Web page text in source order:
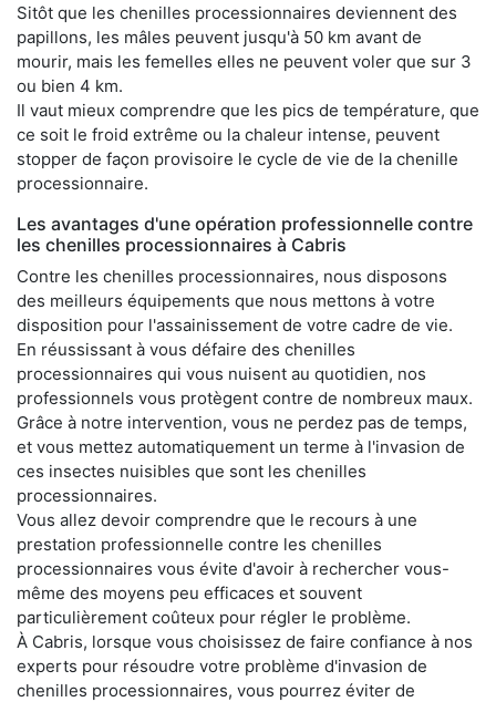
Sitôt que les chenilles processionnaires deviennent des
papillons, les mâles peuvent jusqu'à 50 km avant de
mourir, mais les femelles elles ne peuvent voler que sur 3
ou bien 4 km.
Il vaut mieux comprendre que les pics de température, que
ce soit le froid extrême ou la chaleur intense, peuvent
stopper de façon provisoire le cycle de vie de la chenille
processionnaire.
Les avantages d'une opération professionnelle contre
les chenilles processionnaires à Cabris
Contre les chenilles processionnaires, nous disposons
des meilleurs équipements que nous mettons à votre
disposition pour l'assainissement de votre cadre de vie.
En réussissant à vous défaire des chenilles
processionnaires qui vous nuisent au quotidien, nos
professionnels vous protègent contre de nombreux maux.
Grâce à notre intervention, vous ne perdez pas de temps,
et vous mettez automatiquement un terme à l'invasion de
ces insectes nuisibles que sont les chenilles
processionnaires.
Vous allez devoir comprendre que le recours à une
prestation professionnelle contre les chenilles
processionnaires vous évite d'avoir à rechercher vous-
même des moyens peu efficaces et souvent
particulièrement coûteux pour régler le problème.
À Cabris, lorsque vous choisissez de faire confiance à nos
experts pour résoudre votre problème d'invasion de
chenilles processionnaires, vous pourrez éviter de